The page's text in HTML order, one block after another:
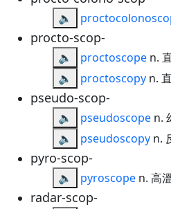
🔈
procto-scop-
🔈 proctoscope n.
🔈
proctoscopy n.
pseudo-scop-
🔈 pseudoscope n.
🔈
pseudoscopy n.
pyro-scop-
🔈 pyroscope n. 高
radar-scop-